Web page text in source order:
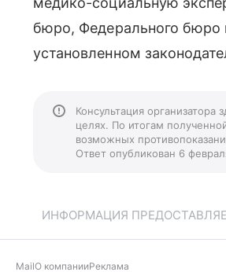
бюро, Федерального бюро
установленном
Консультация
целях. По итогам
возможных
Ответ опубликован 6
ИНФОРМАЦИЯ
MailО компанииРеклама